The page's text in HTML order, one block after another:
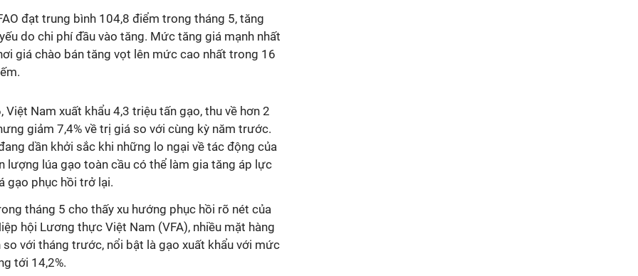
đạt trung bình 104,8 điểm trong tháng 5, tăng
do chi phí đầu vào tăng. Mức tăng giá mạnh nhất
giá chào bán tăng vọt lên mức cao nhất trong 16
Nam xuất khẩu 4,3 triệu tấn gạo, thu về hơn 2
giảm 7,4% về trị giá so với cùng kỳ năm trước.
dần khởi sắc khi những lo ngại về tác động của
lượng lúa gạo toàn cầu có thể làm gia tăng áp lực
gạo phục hồi trở lại.
tháng 5 cho thấy xu hướng phục hồi rõ nét của
hội Lương thực Việt Nam (VFA), nhiều mặt hàng
với tháng trước, nổi bật là gạo xuất khẩu với mức
tới 14,2%.